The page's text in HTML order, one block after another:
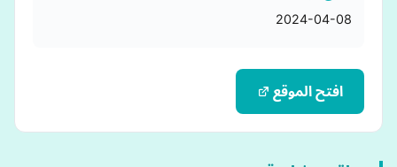
2024-04-08
افتح الموقع